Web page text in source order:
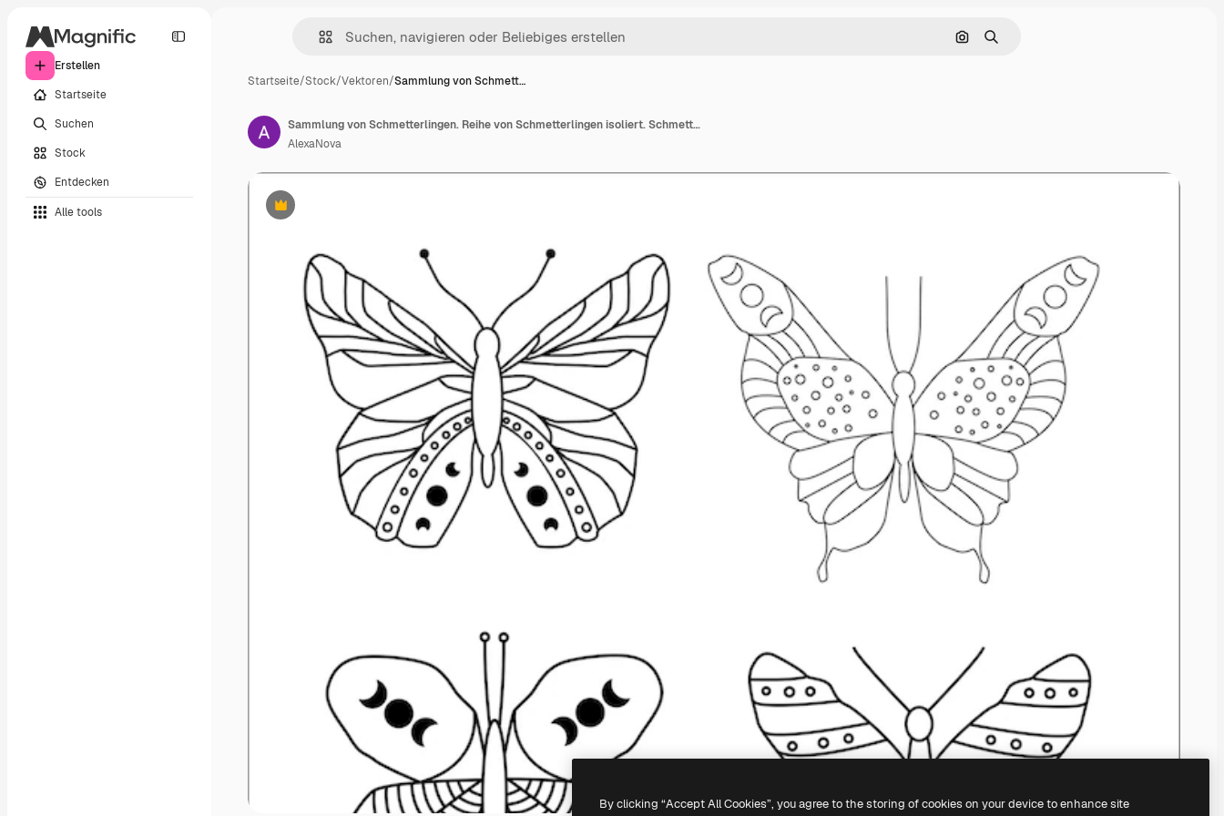
Erstellen
Startseite
Suchen
Stock
Entdecken
Alle tools
Nach Bild suchen
Suchen
Startseite/Stock/Vektoren/Sammlung von Schmett…
Premium
Sammlung von Schmetterlingen. Reihe von Schmetterlingen isoliert. Schmetterlingssilhouette. Schmetterling Strichzeichnungen
AlexaNova
By clicking “Accept All Cookies”, you agree to the storing of cookies on your device to enhance site